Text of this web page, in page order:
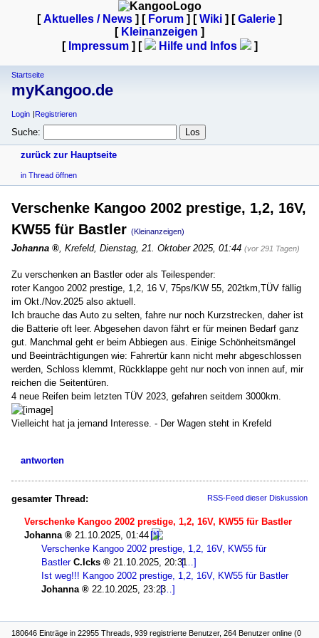
[Aktuelles / News ] [ Forum ] [Wiki ] [Galerie ]
[ Kleinanzeigen ]
[ Impressum] [ Hilfe und Infos ]
Startseite
myKangoo.de
Login Registrieren
Suche:
zurück zur Hauptseite
in Thread öffnen
Verschenke Kangoo 2002 prestige, 1,2, 16V,
KW55 für Bastler (Kleinanzeigen)
Johanna Krefeld, Dienstag, 21. Oktober 2025, 01:44 (vor 291 Tagen)
Zu verschenken an Bastler oder als Teilespender:
roter Kangoo 2002 prestige, 1,2, 16 V, 75ps/KW 55, 202tkm,TÜV fällig
im Okt./Nov.2025 also aktuell.
Ich brauche das Auto zu selten, fahre nur noch Kurzstrecken, daher ist
die Batterie oft leer. Abgesehen davon fährt er für meinen Bedarf ganz
gut. Manchmal geht er beim Abbiegen aus. Einige Schönheitsmängel
und Beeinträchtigungen wie: Fahrertür kann nicht mehr abgeschlossen
werden, Schloss klemmt, Rückklappe geht nur noch von innen auf, mir
reichen die Seitentüren.
4 neue Reifen beim letzten TÜV 2023, gefahren seitdem 3000km.
Vielleicht hat ja jemand Interesse. - Der Wagen steht in Krefeld
antworten
gesamter Thread: RSS-Feed dieser Diskussion
Verschenke Kangoo 2002 prestige, 1,2, 16V, KW55 für Bastler
Johanna
21.10.2025, 01:44
Verschenke Kangoo 2002 prestige, 1,2, 16V, KW55 für
Bastler C.Icks
21.10.2025, 20:31
Ist weg!!! Kangoo 2002 prestige, 1,2, 16V, KW55 für Bastler
Johanna
22.10.2025, 23:23
180646 Einträge in 22955 Threads, 939 registrierte Benutzer, 264 Benutzer online (0